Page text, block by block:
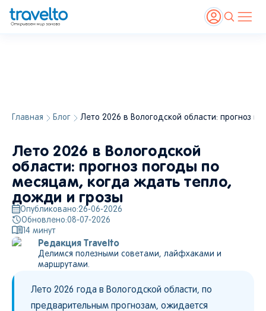
Главная Блог Лето 2026 в Вологодской области: прогноз
Лето 2026 в Вологодской
области: прогноз погоды по
месяцам, когда ждать тепло,
дожди и грозы
Опубликовано:26-06-2026
Обновлено:08-07-2026
14 минут
Редакция Travelto
Делимся полезными советами, лайфхаками и
маршрутами.
Лето 2026 года в Вологодской области, по
предварительным прогнозам, ожидается